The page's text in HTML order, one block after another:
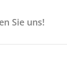
Sie uns!